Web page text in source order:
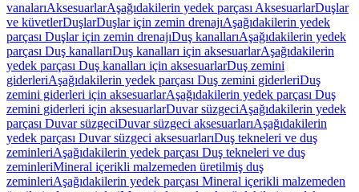
vanalarıAksesuarlarAşağıdakilerin yedek parçası AksesuarlarDuşlar
ve küvetlerDuşlarDuşlar için zemin drenajıAşağıdakilerin yedek
parçası Duşlar için zemin drenajıDuş kanallarıAşağıdakilerin yedek
parçası Duş kanallarıDuş kanalları için aksesuarlarAşağıdakilerin
yedek parçası Duş kanalları için aksesuarlarDuş zemini
giderleriAşağıdakilerin yedek parçası Duş zemini giderleriDuş
zemini giderleri için aksesuarlarAşağıdakilerin yedek parçası Duş
zemini giderleri için aksesuarlarDuvar süzgeciAşağıdakilerin yedek
parçası Duvar süzgeciDuvar süzgeci aksesuarlarıAşağıdakilerin
yedek parçası Duvar süzgeci aksesuarlarıDuş tekneleri ve duş
zeminleriAşağıdakilerin yedek parçası Duş tekneleri ve duş
zeminleriMineral içerikli malzemeden üretilmiş duş
zeminleriAşağıdakilerin yedek parçası Mineral içerikli malzemeden